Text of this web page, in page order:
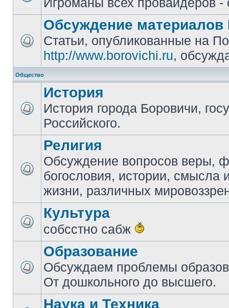
Обсуждение материалов
Статьи, опубликованные на
http://www.borovichi.ru,
Общество
История
История города Боровичи,
Российского.
Религия
Обсуждение вопросов веры,
богословия, истории, смысла
жизни, различных
Культура
собсстно сабж
Образование
Обсуждаем проблемы
От дошкольного до высшего.
Наука и Техника